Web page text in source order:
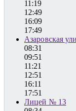
11:19
12:49
16:09
17:49
Азаровская
08:31
09:51
11:21
12:51
16:11
17:51
Лицей № 13